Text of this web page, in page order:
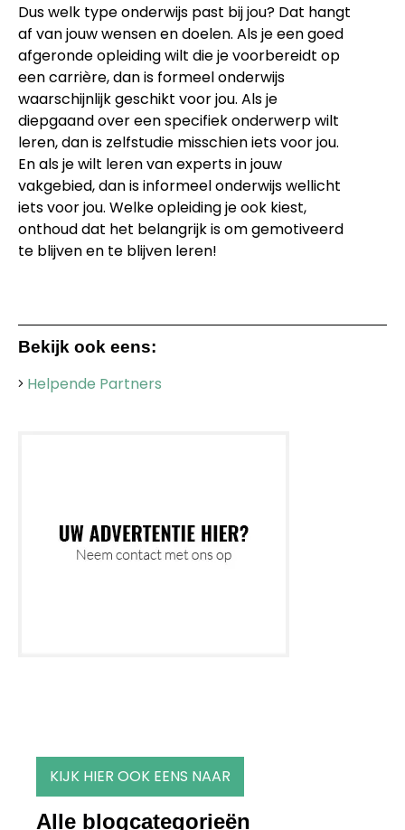
Dus welk type onderwijs past bij jou? Dat hangt
af van jouw wensen en doelen. Als je een goed
afgeronde opleiding wilt die je voorbereidt op
een carrière, dan is formeel onderwijs
waarschijnlijk geschikt voor jou. Als je
diepgaand over een specifiek onderwerp wilt
leren, dan is zelfstudie misschien iets voor jou.
En als je wilt leren van experts in jouw
vakgebied, dan is informeel onderwijs wellicht
iets voor jou. Welke opleiding je ook kiest,
onthoud dat het belangrijk is om gemotiveerd
te blijven en te blijven leren!
Bekijk ook eens:
Helpende Partners
KIJK HIER OOK EENS NAAR
Alle blogcategorieën